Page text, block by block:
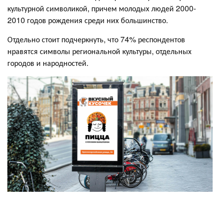
культурной символикой, причем молодых людей 2000-
2010 годов рождения среди них большинство.
Отдельно стоит подчеркнуть, что 74% респондентов
нравятся символы региональной культуры, отдельных
городов и народностей.